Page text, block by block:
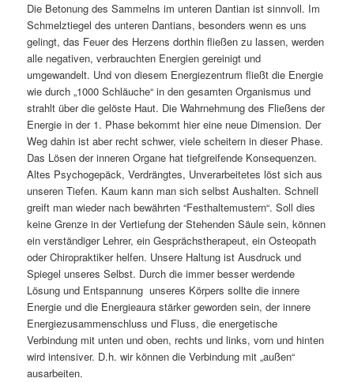
Die Betonung des Sammelns im unteren Dantian ist sinnvoll. Im
Schmelztiegel des unteren Dantians, besonders wenn es uns
gelingt, das Feuer des Herzens dorthin fließen zu lassen, werden
alle negativen, verbrauchten Energien gereinigt und
umgewandelt. Und von diesem Energiezentrum fließt die Energie
wie durch „1000 Schläuche“ in den gesamten Organismus und
strahlt über die gelöste Haut. Die Wahrnehmung des Fließens der
Energie in der 1. Phase bekommt hier eine neue Dimension. Der
Weg dahin ist aber recht schwer, viele scheitern in dieser Phase.
Das Lösen der inneren Organe hat tiefgreifende Konsequenzen.
Altes Psychogepäck, Verdrängtes, Unverarbeitetes löst sich aus
unseren Tiefen. Kaum kann man sich selbst Aushalten. Schnell
greift man wieder nach bewährten “Festhaltemustern“. Soll dies
keine Grenze in der Vertiefung der Stehenden Säule sein, können
ein verständiger Lehrer, ein Gesprächstherapeut, ein Osteopath
oder Chiropraktiker helfen. Unsere Haltung ist Ausdruck und
Spiegel unseres Selbst. Durch die immer besser werdende
Lösung und Entspannung unseres Körpers sollte die innere
Energie und die Energieaura stärker geworden sein, der innere
Energiezusammenschluss und Fluss, die energetische
Verbindung mit unten und oben, rechts und links, vorn und hinten
wird intensiver. D.h. wir können die Verbindung mit „außen“
ausarbeiten.